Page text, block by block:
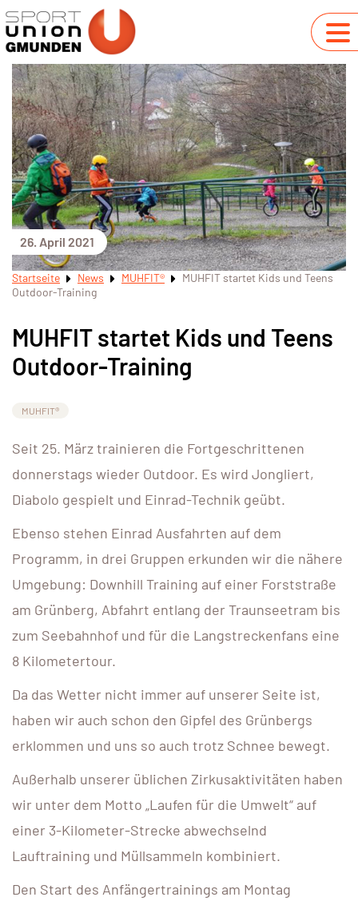
26. April 2021
Startseite News MUHFIT®
MUHFIT startet Kids und Teens
Outdoor-Training
MUHFIT startet Kids und Teens
Outdoor-Training
MUHFIT®
Seit 25. März trainieren die Fortgeschrittenen
donnerstags wieder Outdoor. Es wird Jongliert,
Diabolo gespielt und Einrad-Technik geübt.
Ebenso stehen Einrad Ausfahrten auf dem
Programm, in drei Gruppen erkunden wir die nähere
Umgebung: Downhill Training auf einer Forststraße
am Grünberg, Abfahrt entlang der Traunseetram bis
zum Seebahnhof und für die Langstreckenfans eine
8 Kilometertour.
Da das Wetter nicht immer auf unserer Seite ist,
haben wir auch schon den Gipfel des Grünbergs
erklommen und uns so auch trotz Schnee bewegt.
Außerhalb unserer üblichen Zirkusaktivitäten haben
wir unter dem Motto „Laufen für die Umwelt“ auf
einer 3-Kilometer-Strecke abwechselnd
Lauftraining und Müllsammeln kombiniert.
Den Start des Anfängertrainings am Montag